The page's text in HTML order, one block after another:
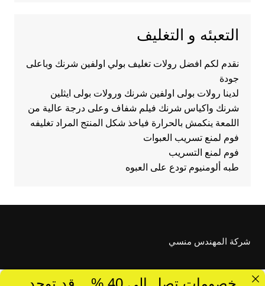
التعبئه و التغليف
نقدم لكم افضل رولات تغليف بولي اولفين شرنك وباعلى
جودة
لدينا رولات بولى اولفين شرنك ورولات بولى ايثلين
شرنك واكياس شرنك فيلم شفاف وعلى درجة عالية من
اللمعة ينكمش بالحرارة فياخذ شكل المنتج المراد تغليفه
فوم لمنع تسريب العبوات
فوم لمنع التسريب
طبه ألومنيوم تودع على العبوه
شركة المهندس منسي